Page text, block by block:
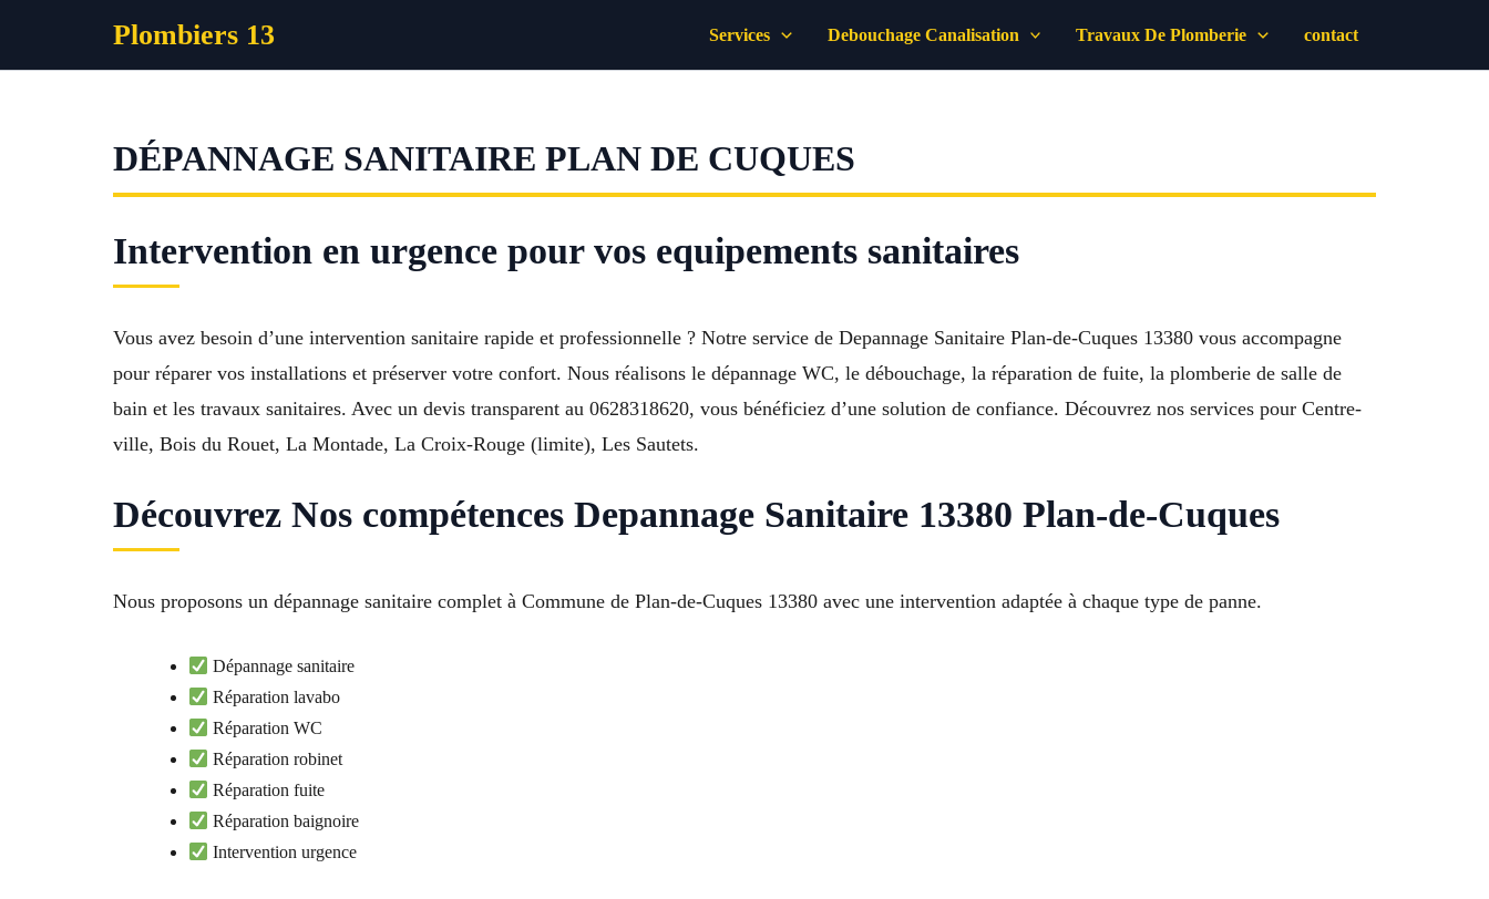
contenu
Plombiers 13 Services Debouchage Canalisation Travaux De Plomberie contact
DÉPANNAGE SANITAIRE PLAN DE CUQUES
Intervention en urgence pour vos equipements sanitaires
Vous avez besoin d’une intervention sanitaire rapide et professionnelle ? Notre service de Depannage Sanitaire Plan-de-Cuques 13380 vous accompagne
pour réparer vos installations et préserver votre confort. Nous réalisons le dépannage WC, le débouchage, la réparation de fuite, la plomberie de salle de
bain et les travaux sanitaires. Avec un devis transparent au 0628318620, vous bénéficiez d’une solution de confiance. Découvrez nos services pour Centre-
ville, Bois du Rouet, La Montade, La Croix-Rouge (limite), Les Sautets.
Découvrez Nos compétences Depannage Sanitaire 13380 Plan-de-Cuques
Nous proposons un dépannage sanitaire complet à Commune de Plan-de-Cuques 13380 avec une intervention adaptée à chaque type de panne.
Dépannage sanitaire
Réparation lavabo
Réparation WC
Réparation robinet
Réparation fuite
Réparation baignoire
Intervention urgence